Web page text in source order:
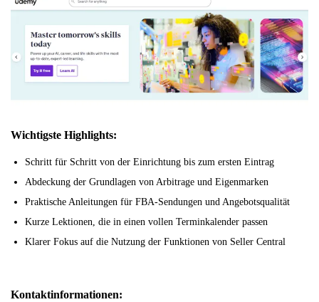
Wichtigste Highlights:
Schritt für Schritt von der Einrichtung bis zum ersten Eintrag
Abdeckung der Grundlagen von Arbitrage und Eigenmarken
Praktische Anleitungen für FBA-Sendungen und Angebotsqualität
Kurze Lektionen, die in einen vollen Terminkalender passen
Klarer Fokus auf die Nutzung der Funktionen von Seller Central
Kontaktinformationen: